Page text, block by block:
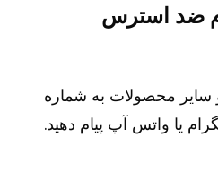
استرس
محصولات به شماره